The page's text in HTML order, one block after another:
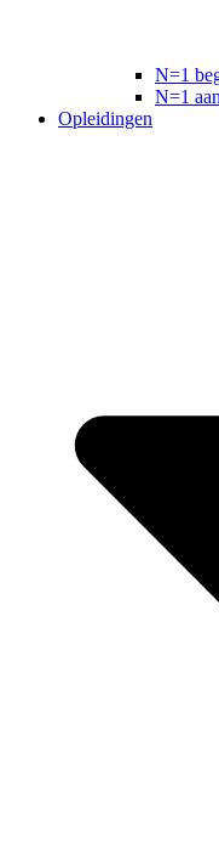
N=1
N=1
Opleidingen